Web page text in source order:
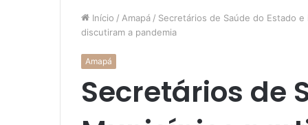
Início / Amapá / Secretários de Saúde do Estado
discutiram a pandemia
Amapá
Secretários de